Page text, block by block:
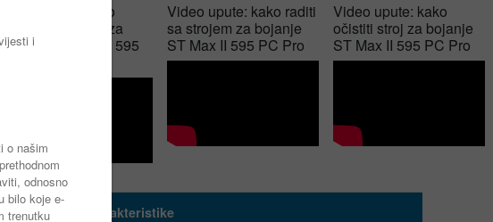
Video upute: kako
pustiti u rad stroj za
bojanje ST Max II 595
Video upute: kako raditi
sa strojem za bojanje
ST Max II 595 PC Pro
Video upute: kako
očistiti stroj za bojanje
ST Max II 595 PC Pro
Tehničke karakteristike